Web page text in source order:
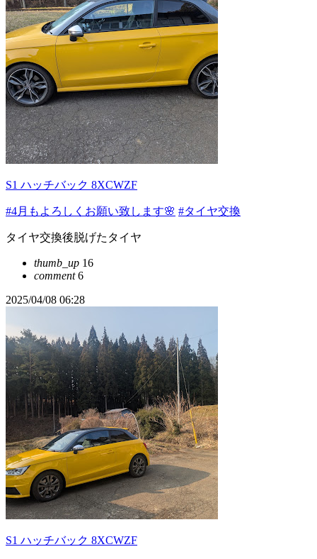
S1 ハッチバック 8XCWZF
#4月もよろしくお願い致します🌸 #タイヤ交換
タイヤ交換後脱げたタイヤ
thumb_up 16
comment6
2025/04/08 06:28
S1 ハッチバック 8XCWZF